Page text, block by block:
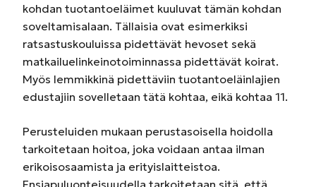
kohdan tuotantoeläimet kuuluvat tämän kohdan
soveltamisalaan. Tällaisia ovat esimerkiksi
ratsastuskouluissa pidettävät hevoset sekä
matkailuelinkeinotoiminnassa pidettävät koirat.
Myös lemmikkinä pidettäviin tuotantoeläinlajien
edustajiin sovelletaan tätä kohtaa, eikä kohtaa 11.
Perusteluiden mukaan perustasoisella hoidolla
tarkoitetaan hoitoa, joka voidaan antaa ilman
erikoisosaamista ja erityislaitteistoa.
Ensiapuluonteisuudella tarkoitetaan sitä, että